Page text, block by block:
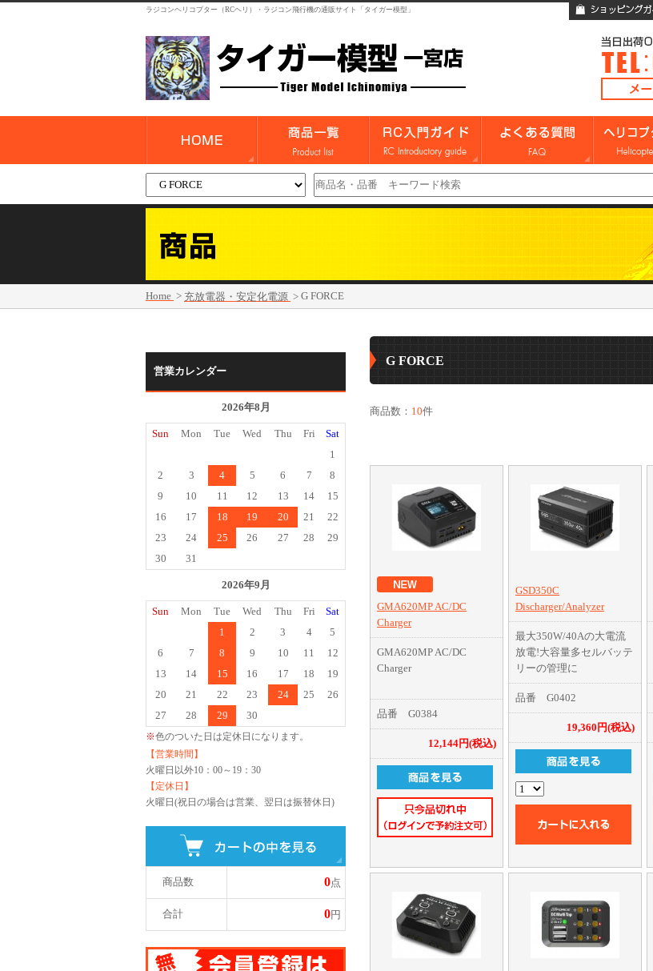
ラジコンヘリコプター（RCヘリ）・ラジコン飛行機の通販サイト「タイガー模型」
Home > 充放電器・安定化電源 > G FORCE
営業カレンダー
2026年8月
Sun Mon Tue Wed Thu Fri
Sat
1
2
3 4 5 6 7
8
9
10 11 12 13 14
15
16
17 18 19 20 21
22
23
24 25 26 27 28
29
30
31
2026年9月
Sun Mon Tue Wed Thu Fri
Sat
1
2 3 4
5
6
7 8 9 10 11
12
13
14 15 16 17 18
19
20
21 22 23 24 25
26
27
28 29 30
※色のついた日は定休日になります。
【営業時間】
火曜日以外10：00～19：30
【定休日】
火曜日(祝日の場合は営業、翌日は振替休日)
商品数 0点
合計 0円
G FORCE
商品数： 10件
GMA620MP AC/DC
Charger
GMA620MP AC/DC
Charger
品番 G0384
12,144円(税込)
GSD350C
Discharger/Analyzer
最大350W/40Aの大電流
放電!大容量多セルバッテ
リーの管理に
品番 G0402
19,360円(税込)